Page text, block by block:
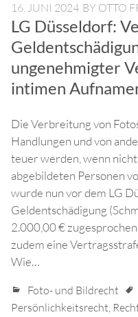
Rechtsschutz.
16. JUNI 2024 BY OTTO
LG Düsseldorf:
ungenehmigter
intimen
Die Verbreitung von
Handlungen und von
teuer werden, wenn
abgebildeten Personen
wurde nun vor dem LG
Geldentschädigung
2.000,00 €
zudem eine
Wie…
Foto- und Bildrecht
Persönlichkeitsrecht,